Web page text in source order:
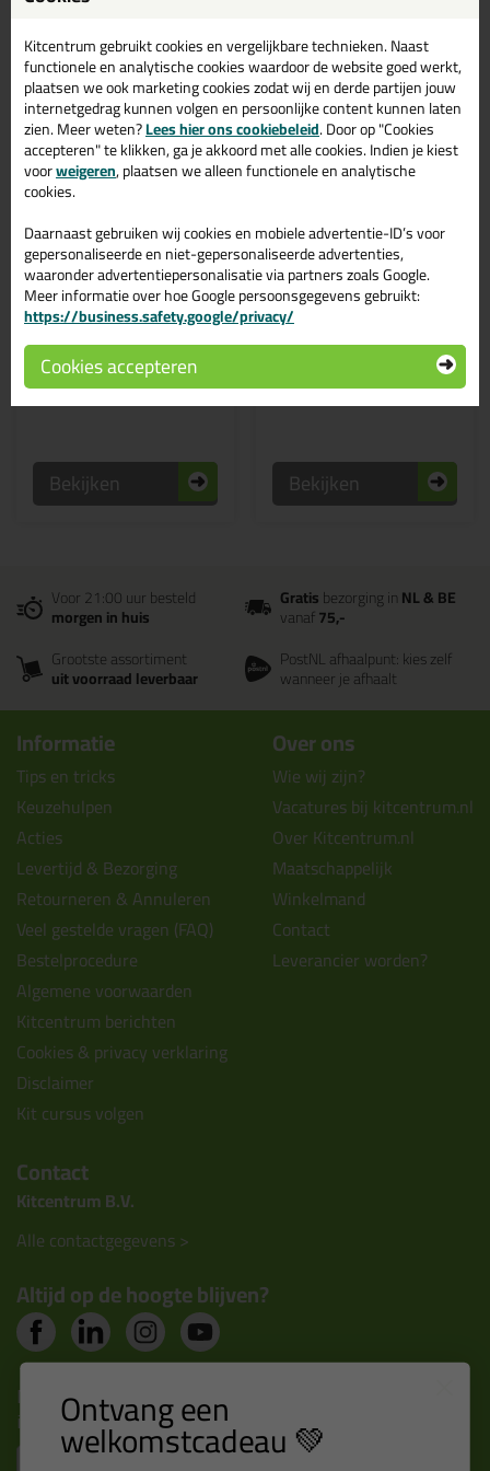
Primerbolletje p/stuk
Om de primer mee aan te
brengen!
0,69
Bekijken
Wegwerpkwast Rond
Handige en kleine kwast
1,38
Bekijken
Voor 21:00 uur besteld
morgen in huis
Gratisbezorging inNL & BE
vanaf75,-
Grootste assortiment
uit voorraad leverbaar
PostNL afhaalpunt: kies zelf
wanneer je afhaalt
Informatie
Tips en tricks
Keuzehulpen
Acties
Levertijd & Bezorging
Retourneren & Annuleren
Veel gestelde vragen (FAQ)
Bestelprocedure
Algemene voorwaarden
Kitcentrum berichten
Cookies & privacy verklaring
Disclaimer
Kit cursus volgen
Over ons
Wie wij zijn?
Vacatures bij kitcentrum.nl
Over Kitcentrum.nl
Maatschappelijk
Winkelmand
Contact
Leverancier worden?
Contact
Kitcentrum B.V.
Alle contactgegevens >
Altijd op de hoogte blijven?
Nieuws, tips en exclusieve deals rechtstreeks in je
inbox
Kitcentrum gebruikt cookies en vergelijkbare technieken. Naast
functionele en analytische cookies waardoor de website goed werkt,
plaatsen we ook marketing cookies zodat wij en derde partijen jouw
internetgedrag kunnen volgen en persoonlijke content kunnen laten
zien. Meer weten?Lees hier ons cookiebeleid. Door op "Cookies
accepteren" te klikken, ga je akkoord met alle cookies. Indien je kiest
voorweigeren, plaatsen we alleen functionele en analytische
cookies.
Daarnaast gebruiken wij cookies en mobiele advertentie-ID’s voor
gepersonaliseerde en niet-gepersonaliseerde advertenties,
waaronder advertentiepersonalisatie via partners zoals Google.
Meer informatie over hoe Google persoonsgegevens gebruikt:
https://business.safety.google/privacy/
Cookies accepteren
Ontvang een
welkomstcadeau 💚